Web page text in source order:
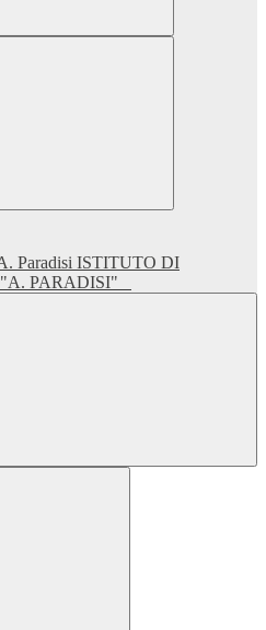
ISTITUTO DI
"A. PARADISI"